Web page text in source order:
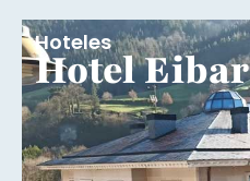
Hoteles
Hotel Eibar